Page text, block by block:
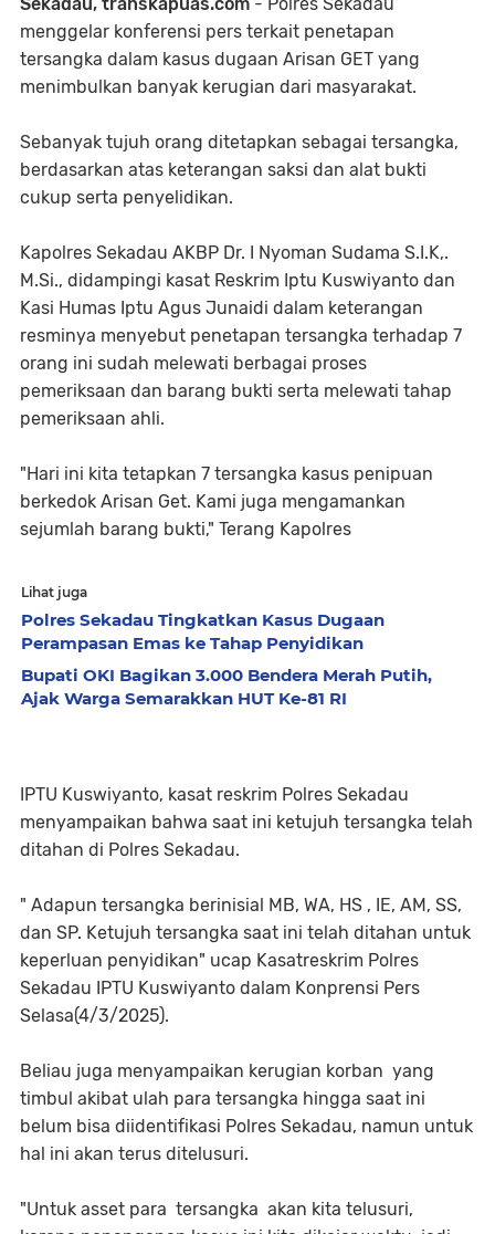
menggelar konferensi pers terkait penetapan
tersangka dalam kasus dugaan Arisan GET yang
menimbulkan banyak kerugian dari masyarakat.
Sebanyak tujuh orang ditetapkan sebagai tersangka,
berdasarkan atas keterangan saksi dan alat bukti
cukup serta penyelidikan.
Kapolres Sekadau AKBP Dr. I Nyoman Sudama S.I.K,.
M.Si., didampingi kasat Reskrim Iptu Kuswiyanto dan
Kasi Humas Iptu Agus Junaidi dalam keterangan
resminya menyebut penetapan tersangka terhadap 7
orang ini sudah melewati berbagai proses
pemeriksaan dan barang bukti serta melewati tahap
pemeriksaan ahli.
"Hari ini kita tetapkan 7 tersangka kasus penipuan
berkedok Arisan Get. Kami juga mengamankan
sejumlah barang bukti," Terang Kapolres
Lihat juga
Polres Sekadau Tingkatkan Kasus Dugaan
Perampasan Emas ke Tahap Penyidikan
Bupati OKI Bagikan 3.000 Bendera Merah Putih,
Ajak Warga Semarakkan HUT Ke-81 RI
IPTU Kuswiyanto, kasat reskrim Polres Sekadau
menyampaikan bahwa saat ini ketujuh tersangka telah
ditahan di Polres Sekadau.
" Adapun tersangka berinisial MB, WA, HS , IE, AM, SS,
dan SP. Ketujuh tersangka saat ini telah ditahan untuk
keperluan penyidikan" ucap Kasatreskrim Polres
Sekadau IPTU Kuswiyanto dalam Konprensi Pers
Selasa(4/3/2025).
Beliau juga menyampaikan kerugian korban yang
timbul akibat ulah para tersangka hingga saat ini
belum bisa diidentifikasi Polres Sekadau, namun untuk
hal ini akan terus ditelusuri.
"Untuk asset para tersangka akan kita telusuri,